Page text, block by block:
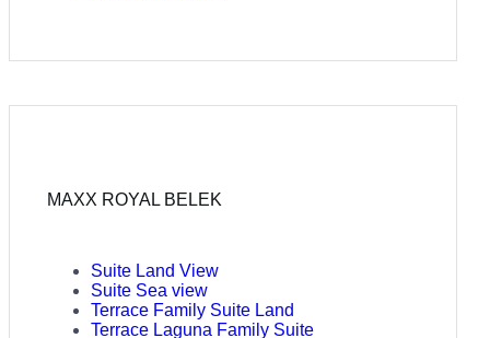
MAXX ROYAL BELEK
Suite Land View
Suite Sea view
Terrace Family Suite Land
Terrace Laguna Family Suite